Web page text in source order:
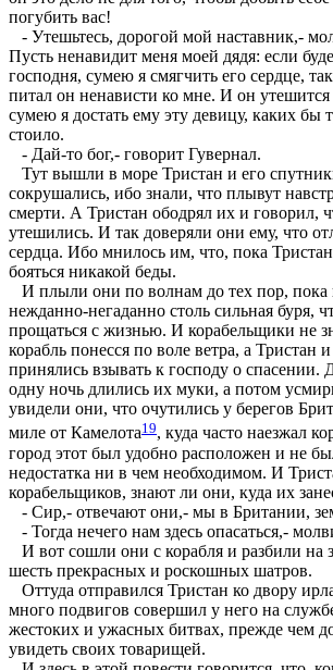
погубить вас!
- Утешьтесь, дорогой мой наставник,-
Пусть ненавидит меня моей дядя: если
господня, сумею я смягчить его сердце,
питал он ненависти ко мне. И он утешится
сумею я достать ему эту девицу, каких бы
стоило.
- Дай-то бог,- говорит Гувернал.
Тут вышли в море Тристан и его
сокрушались, ибо знали, что плывут
смерти. А Тристан ободрял их и говорил,
утешились. И так доверяли они ему, что
сердца. Ибо мнилось им, что, пока
бояться никакой беды.
И плыли они по волнам до тех пор, пока
нежданно-негаданно столь сильная буря,
прощаться с жизнью. И корабельщики не
корабль понесся по воле ветра, а Тристан
принялись взывать к господу о спасении.
одну ночь длились их муки, а потом
увидели они, что очутились у берегов
миле от Камелота19, куда часто наезжал
город этот был удобно расположен и не
недостатка ни в чем необходимом. И
корабельщиков, знают ли они, куда их
- Сир,- отвечают они,- мы в Британии,
- Тогда нечего нам здесь опасаться,-
И вот сошли они с корабля и разбили на
шесть прекрасных и роскошных шатров.
Оттуда отправился Тристан ко двору
много подвигов совершил у него на
жестоких и ужасных битвах, прежде чем
увидеть своих товарищей.